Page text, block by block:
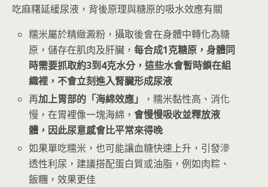
吃麻糬延緩尿液，背後原理與糖原的吸水效應有關
糯米屬於精緻澱粉，攝取後會在身體中轉化為糖
原，儲存在肌肉及肝臟，每合成1克糖原，身體同
時需要抓取約3到4克水分，這些水會暫時鎖在組
織裡，不會立刻進入腎臟形成尿液
再加上胃部的「海綿效應」
，糯米黏性高、消化
慢，在胃裡像一塊海綿，會慢慢吸收並釋放液
體，因此尿意感會比平常來得晚
如果單吃糯米，也可能讓血糖快速上升，引發滲
透性利尿，建議搭配蛋白質或油脂，例如肉粽、
飯糰，效果更佳